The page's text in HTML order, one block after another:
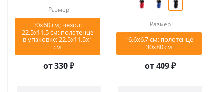
Размер
30х60 см; чехол:
22,5х11,5 см; полотенце
в упаковке: 22,5х11,5х1
см
от330 ₽
Размер
16,6х6,7 см; полотенце
30x80 см
от409 ₽